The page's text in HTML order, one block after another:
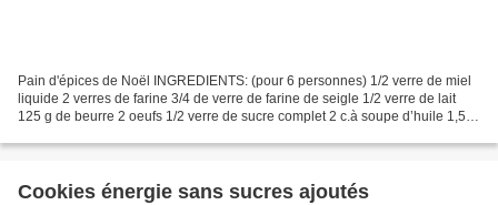
Pain d'épices de Noël INGREDIENTS: (pour 6 personnes) 1/2 verre de miel
liquide 2 verres de farine 3/4 de verre de farine de seigle 1/2 verre de lait
125 g de beurre 2 oeufs 1/2 verre de sucre complet 2 c.à soupe d’huile 1,5
Cookies énergie sans sucres ajoutés